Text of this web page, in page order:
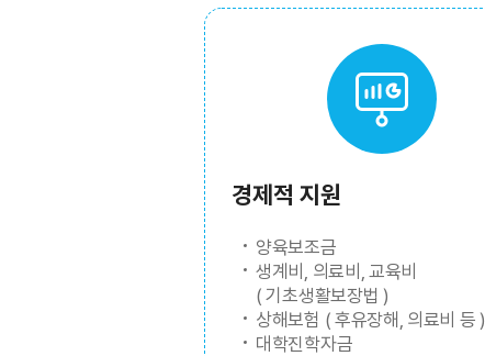
경제적 지원
양육보조금
생계비, 의료비, 교육비
( 기초생활보장법 )
상해보험 ( 후유장해, 의료비 등 )
대학진학자금